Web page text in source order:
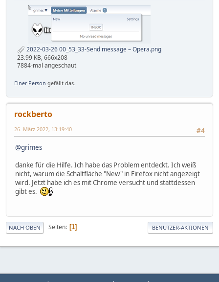
2022-03-26 00_53_33-Send message – Opera.png
23.99 KB, 666x208
7884-mal angeschaut
Einer Person gefällt das.
rockberto
#4
26. März 2022, 13:19:40
@grimes
danke für die Hilfe. Ich habe das Problem entdeckt. Ich weiß
nicht, warum die Schaltfläche "New" in Firefox nicht angezeigt
wird. Jetzt habe ich es mit Chrome versucht und stattdessen
gibt es.
NACH OBEN Seiten 1 BENUTZER-AKTIONEN